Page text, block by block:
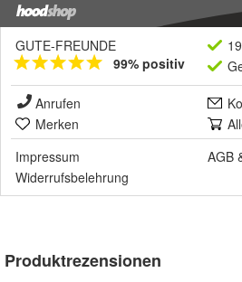
GUTE-FREUNDE
99% positiv
Anrufen
Merken
Impressum
AGB
Widerrufsbelehrung
Produktrezensionen